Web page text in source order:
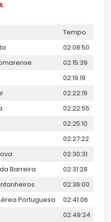
Tempo
02:08:50
02:15:39
02:19:19
02:22:19
02:22:55
02:25:10
02:27:22
02:30:31
Barreira
02:31:28
02:36:00
Portuguesa
02:41:06
02:49:24